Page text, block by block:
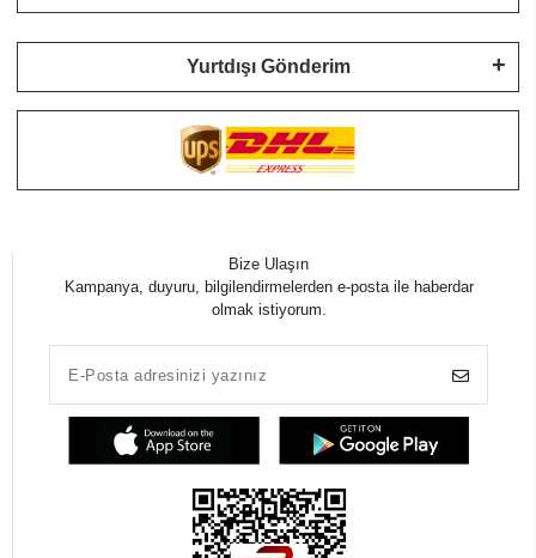
Yurtdışı Gönderim
Bize Ulaşın
Kampanya, duyuru, bilgilendirmelerden e-posta ile haberdar
olmak istiyorum.